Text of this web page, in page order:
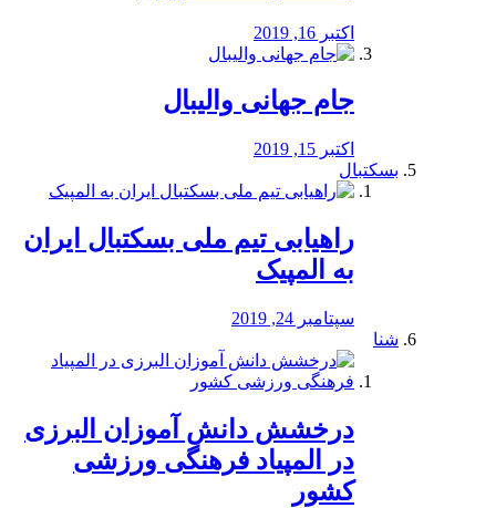
اکتبر 16, 2019
جام جهانی والیبال
اکتبر 15, 2019
بسکتبال
راهیابی تیم ملی بسکتبال ایران
به المپیک
سپتامبر 24, 2019
شنا
درخشش دانش آموزان البرزی
در المپیاد فرهنگی ورزشی
کشور